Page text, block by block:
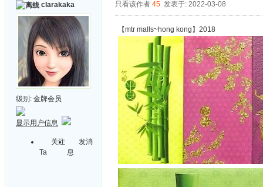
clarakaka
级别: 金牌会员
显示用户信息
关注
Ta
发消
息
只看该作者 45 发表于: 2022-03-08
【mtr malls~hong kong】2018